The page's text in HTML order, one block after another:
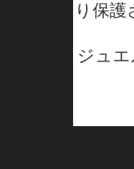
り保
ジュ